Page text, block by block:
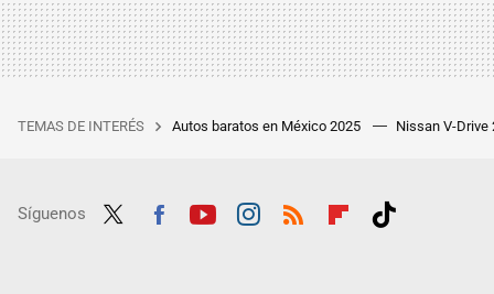
TEMAS DE INTERÉS Autos baratos en México 2025 Nissan V-Drive
Síguenos